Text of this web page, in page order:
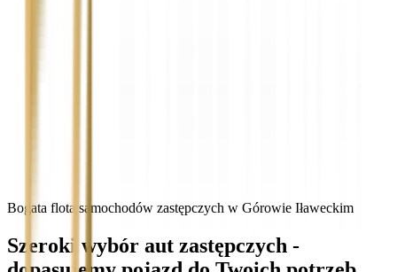
Bogata flota samochodów zastępczych w Górowie Iławeckim
Szeroki wybór aut zastępczych -